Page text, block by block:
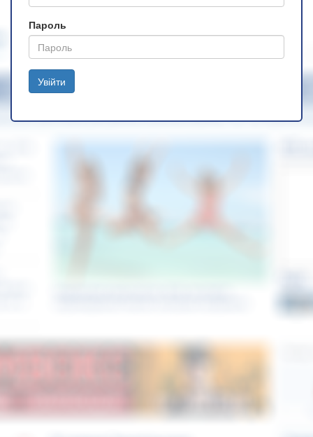
Пароль